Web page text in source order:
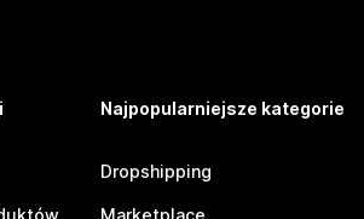
Najpopularniejsze kategorie
Dropshipping